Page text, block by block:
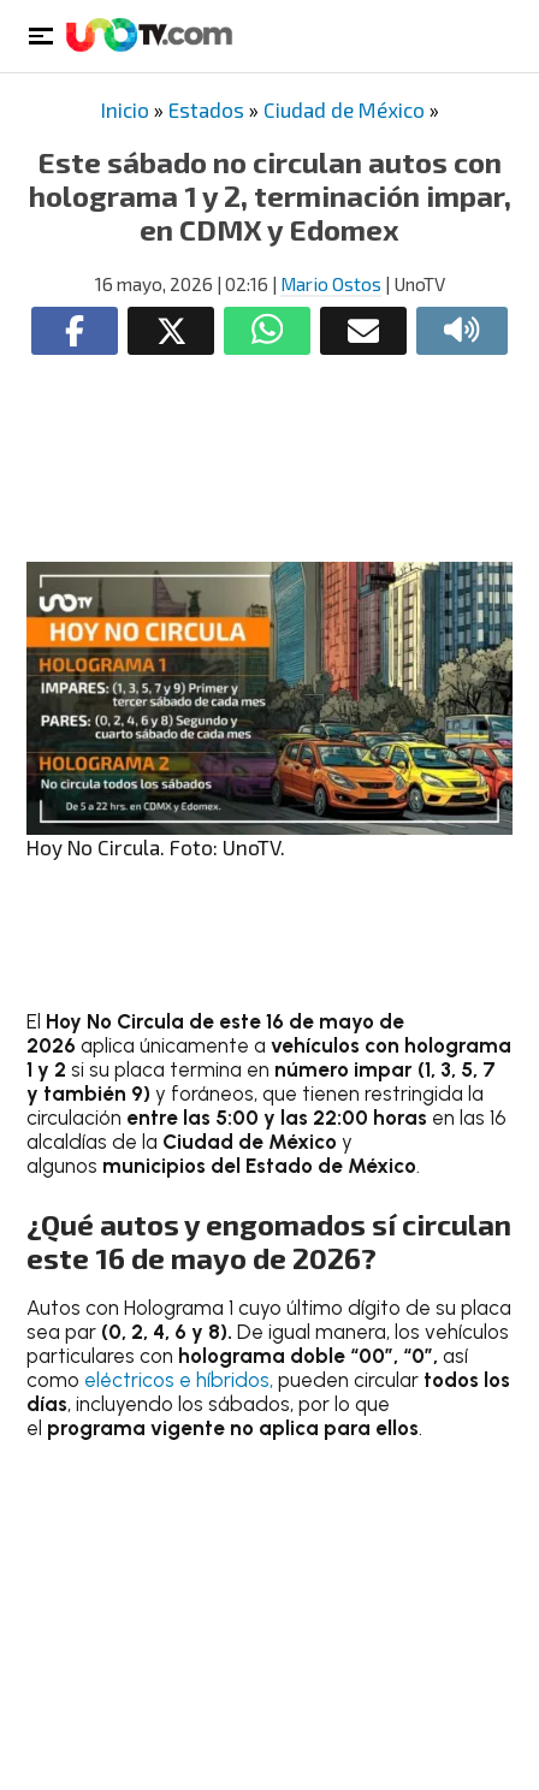
Inicio » Estados » Ciudad de México »
Este sábado no circulan autos con
holograma 1 y 2, terminación impar,
en CDMX y Edomex
16 mayo, 2026 | 02:16 | Mario Ostos | UnoTV
Hoy No Circula. Foto: UnoTV.
El Hoy No Circula de este 16 de mayo de
2026aplica únicamente avehículos con holograma
1 y 2 si su placa termina en número impar (1, 3, 5, 7
y también 9) y foráneos, que tienen restringida la
circulación entre las 5:00 y las 22:00 horas en las 16
alcaldías de la Ciudad de México y
algunos municipios del Estado de México.
¿Qué autos y engomados sí circulan
este 16 de mayo de 2026?
Autos con Holograma 1 cuyo último dígito de su placa
sea par (0, 2, 4, 6 y 8). De igual manera, los vehículos
particulares con holograma doble “00”, “0”, así
como eléctricos e híbridos, pueden circular todos los
días, incluyendo los sábados, por lo que
el programa vigente no aplica para ellos.